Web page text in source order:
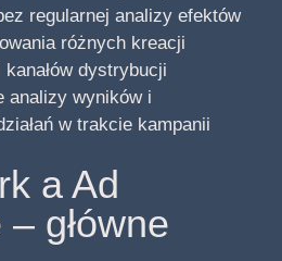
regularnej analizy efektów
różnych kreacji
dystrybucji
analizy wyników i
w trakcie kampanii
a Ad
główne